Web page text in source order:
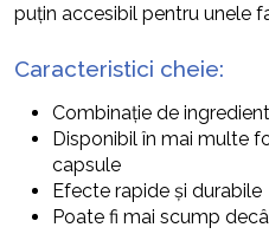
puțin accesibil pentru unele
Caracteristici cheie:
Combinație de
Disponibil în mai multe
capsule
Efecte rapide și durabile
Poate fi mai scump